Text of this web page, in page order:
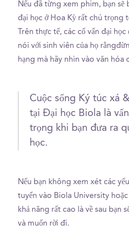
Nếu đã từng xem phim, bạn sẽ
đại học ở Hoa Kỳ rất chú trọng
Trên thực tế, các cố vấn đại
nói với sinh viên của họ
hạng mà hãy nhìn vào văn hóa
Cuộc sống Ký túc xá
tại Đại học Biola là
trọng khi bạn đưa ra
học.
Nếu bạn không xem xét các
tuyển vào Biola University
khả năng rất cao là về sau bạn
và muốn rời đi.